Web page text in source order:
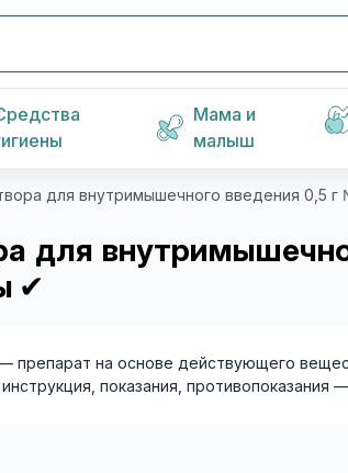
Мама и
малыш
для внутримышечного введения 0,5 г
для
✔
препарат на основе действующего
показания, противопоказания